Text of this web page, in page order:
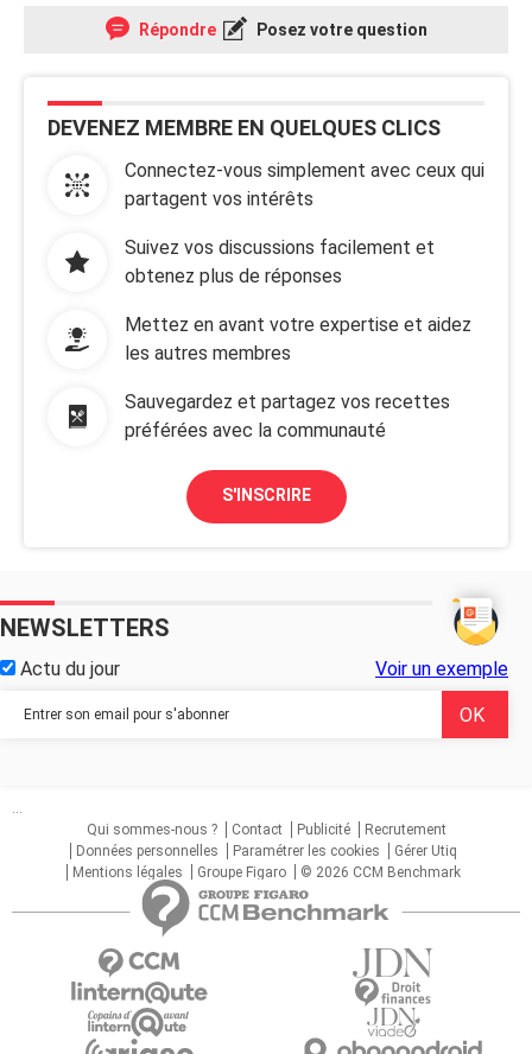
Répondre Posez votre question
DEVENEZ MEMBRE EN QUELQUES CLICS
Connectez-vous simplement avec ceux qui
partagent vos intérêts
Suivez vos discussions facilement et
obtenez plus de réponses
Mettez en avant votre expertise et aidez
les autres membres
Sauvegardez et partagez vos recettes
préférées avec la communauté
S'INSCRIRE
NEWSLETTERS
Actu du jour Voir un exemple
...
Qui sommes-nous ?
Contact Publicité
Recrutement
Données personnelles
Paramétrer les cookies
Gérer Utiq
Mentions légales
Groupe Figaro © 2026 CCM Benchmark